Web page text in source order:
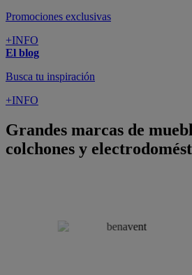
Promociones exclusivas
+INFO
El blog
Busca tu inspiración
+INFO
Grandes marcas de
colchones y